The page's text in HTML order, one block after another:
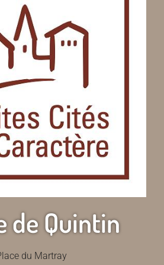
de Quintin
du Martray